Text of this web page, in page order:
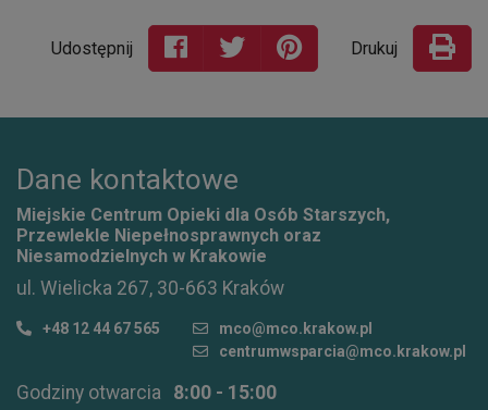
Udostępnij Drukuj
Dane kontaktowe
Miejskie Centrum Opieki dla Osób Starszych,
Przewlekle Niepełnosprawnych oraz
Niesamodzielnych w Krakowie
ul. Wielicka 267, 30-663 Kraków
+48 12 44 67 565
mco@mco.krakow.pl
centrumwsparcia@mco.krakow.pl
Godziny otwarcia 8:00 - 15:00